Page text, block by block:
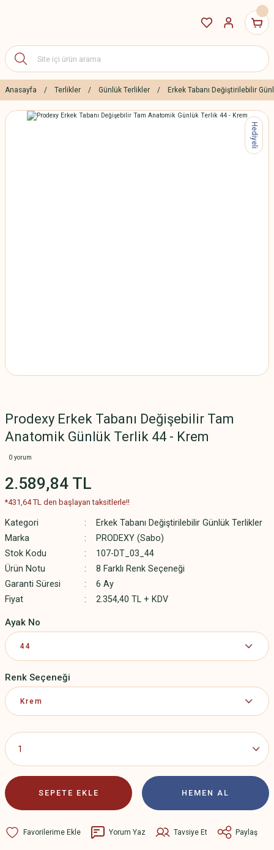
Anasayfa Terlikler Günlük Terlikler Erkek Tabanı Değiştirilebilir
Hediyeli
Prodexy Erkek Tabanı Değişebilir Tam
Anatomik Günlük Terlik 44 - Krem
0 yorum
2.589,84 TL
*431,64 TL den başlayan taksitlerle!!
Kategori
Erkek Tabanı Değiştirilebilir Günlük Terlikler
Marka
PRODEXY (Sabo)
Stok Kodu
107-DT_03_44
Ürün Notu
8 Farklı Renk Seçeneği
Garanti Süresi
6 Ay
Fiyat
2.354,40 TL + KDV
Ayak No
Renk Seçeneği
SEPETE EKLE HEMEN AL
Yorum Yaz Tavsiye Et Paylaş